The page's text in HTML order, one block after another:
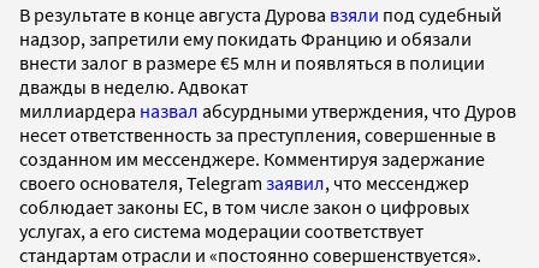
В результате в конце августа Дурова взяли под судебный
надзор, запретили ему покидать Францию и обязали
внести залог в размере €5 млн и появляться в полиции
дважды в неделю. Адвокат
миллиардера назвал абсурдными утверждения, что Дуров
несет ответственность за преступления, совершенные в
созданном им мессенджере. Комментируя задержание
своего основателя, Telegram заявил, что мессенджер
соблюдает законы ЕС, в том числе закон о цифровых
услугах, а его система модерации соответствует
стандартам отрасли и «постоянно совершенствуется».